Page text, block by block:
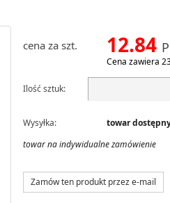
cena za szt. 12.84
Cena zawiera
Ilość sztuk:
Wysyłka:
towar
towar na indywidualne zamówienie
Zamów ten produkt przez e-mail